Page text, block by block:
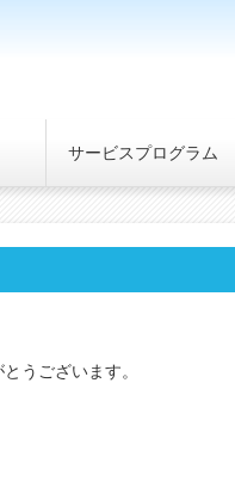
サービスプログラム
うございます。